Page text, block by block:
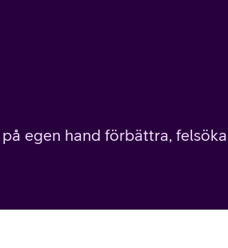
Extra användare
egen hand förbättra,